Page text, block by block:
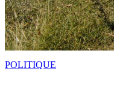
POLITIQUE